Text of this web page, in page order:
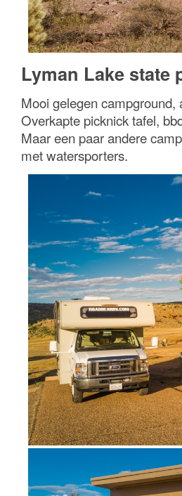
Lyman Lake state
Mooi gelegen
Overkapte picknick tafel,
Maar een paar andere
met watersporters.